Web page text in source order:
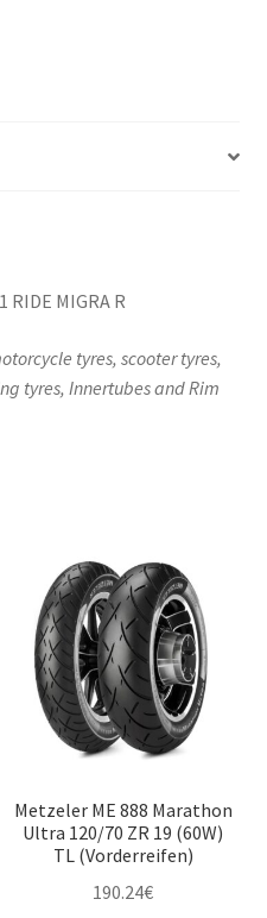
RIDE MIGRA R
tyres, scooter tyres,
tyres, Innertubes and Rim
Metzeler ME 888 Marathon
Ultra 120/70 ZR 19 (60W)
TL (Vorderreifen)
190.24€